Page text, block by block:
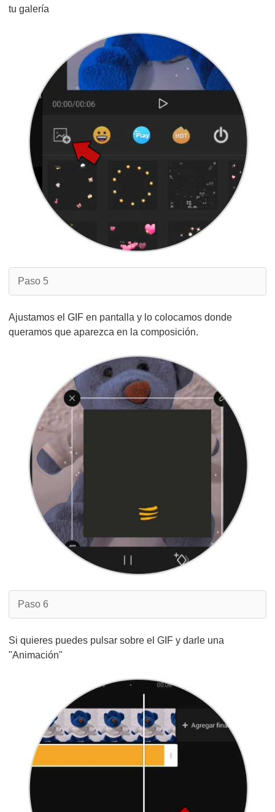
tu galería
Paso 5
Ajustamos el GIF en pantalla y lo colocamos donde
queramos que aparezca en la composición.
Paso 6
Si quieres puedes pulsar sobre el GIF y darle una
"Animación"